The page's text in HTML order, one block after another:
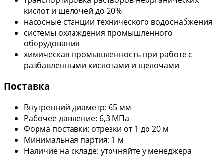
кислот и щелочей до 20%
насосные станции технического водоснабжения
системы охлаждения промышленного
оборудования
химическая промышленность при работе с
разбавленными кислотами и щелочами
Поставка
Внутренний диаметр: 65 мм
Рабочее давление: 6,3 МПа
Форма поставки: отрезки от 1 до 20 м
Минимальная партия: 1 м
Наличие на складе: уточняйте у менеджера